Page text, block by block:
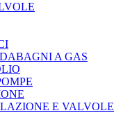
A GAS
E VALVOLE